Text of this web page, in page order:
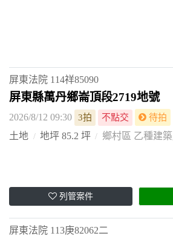
屏東法院 114祥85090
屏東縣萬丹鄉崙頂段2719地號
2026/8/12 09:30 3拍 不點交 待拍
土地 地坪 85.2 坪 鄉村區 乙種建
列管案件
屏東法院 113庚82062二